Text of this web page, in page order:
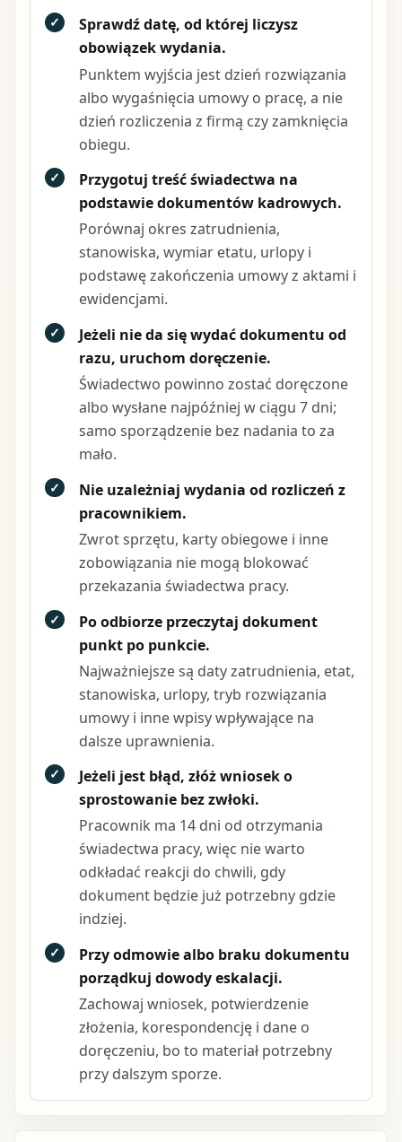
✓
Sprawdź datę, od której liczysz
obowiązek wydania.
Punktem wyjścia jest dzień rozwiązania
albo wygaśnięcia umowy o pracę, a nie
dzień rozliczenia z firmą czy zamknięcia
obiegu.
✓
Przygotuj treść świadectwa na
podstawie dokumentów kadrowych.
Porównaj okres zatrudnienia,
stanowiska, wymiar etatu, urlopy i
podstawę zakończenia umowy z aktami i
ewidencjami.
✓
Jeżeli nie da się wydać dokumentu od
razu, uruchom doręczenie.
Świadectwo powinno zostać doręczone
albo wysłane najpóźniej w ciągu 7 dni;
samo sporządzenie bez nadania to za
mało.
✓
Nie uzależniaj wydania od rozliczeń z
pracownikiem.
Zwrot sprzętu, karty obiegowe i inne
zobowiązania nie mogą blokować
przekazania świadectwa pracy.
✓
Po odbiorze przeczytaj dokument
punkt po punkcie.
Najważniejsze są daty zatrudnienia, etat,
stanowiska, urlopy, tryb rozwiązania
umowy i inne wpisy wpływające na
dalsze uprawnienia.
✓
Jeżeli jest błąd, złóż wniosek o
sprostowanie bez zwłoki.
Pracownik ma 14 dni od otrzymania
świadectwa pracy, więc nie warto
odkładać reakcji do chwili, gdy
dokument będzie już potrzebny gdzie
indziej.
✓
Przy odmowie albo braku dokumentu
porządkuj dowody eskalacji.
Zachowaj wniosek, potwierdzenie
złożenia, korespondencję i dane o
doręczeniu, bo to materiał potrzebny
przy dalszym sporze.